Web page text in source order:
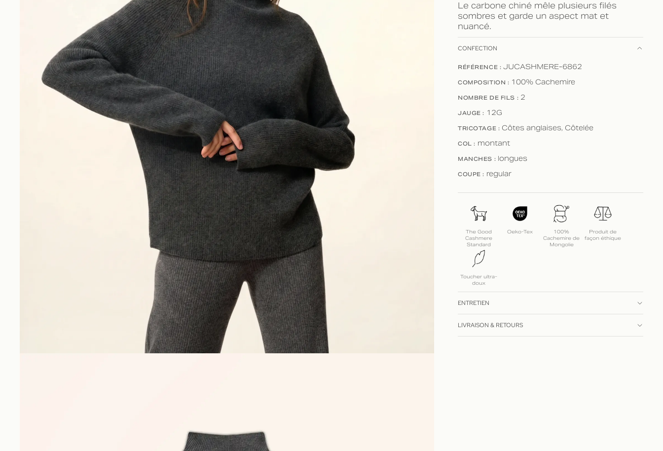
Le carbone chiné mêle plusieurs filés
sombres et garde un aspect mat et
nuancé.
CONFECTION
RÉFÉRENCE : JUCASHMERE-6862
COMPOSITION : 100% Cachemire
NOMBRE DE FILS : 2
JAUGE : 12G
TRICOTAGE : Côtes anglaises, Côtelée
COL : montant
MANCHES : longues
COUPE : regular
The Good
Cashmere
Standard
Oeko-Tex
100%
Cachemire de
Mongolie
Produit de
façon éthique
Toucher ultra-
doux
ENTRETIEN
LIVRAISON & RETOURS